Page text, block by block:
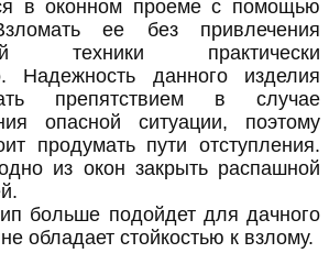
в оконном проеме с помощью
ее без привлечения
техники практически
Надежность данного изделия
препятствием в случае
опасной ситуации, поэтому
продумать пути отступления.
из окон закрыть распашной
больше подойдет для дачного
обладает стойкостью к взлому.